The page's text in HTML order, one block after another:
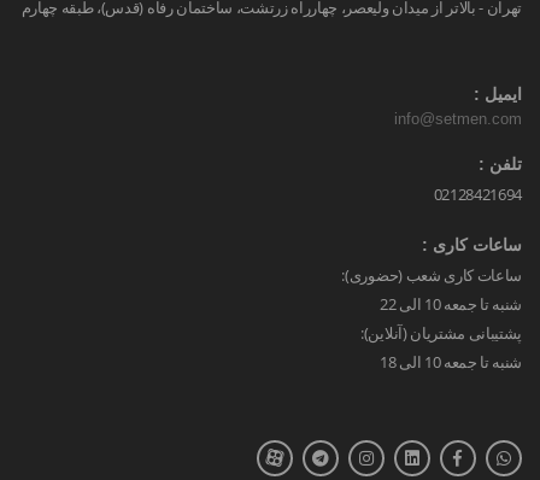
تهران - بالاتر از میدان ولیعصر، چهارراه زرتشت، ساختمان رفاه (قدس)، طبقه چهارم
ایمیل :
info@setmen.com
تلفن :
02128421694
ساعات کاری :
ساعات کاری شعب (حضوری):
شنبه تا جمعه 10 الی 22
پشتیبانی مشتریان (آنلاین):
شنبه تا جمعه 10 الی 18